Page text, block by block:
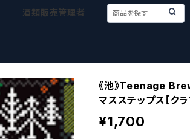
酒類販売管理者
《池》Teenage
マスステップス【クラ
¥1,700